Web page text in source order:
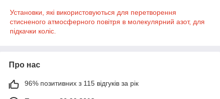
Установки, які використовуються для перетворення
стисненого атмосферного повітря в молекулярний азот, для
підкачки коліс.
Про нас
96% позитивних з 115 відгуків за рік